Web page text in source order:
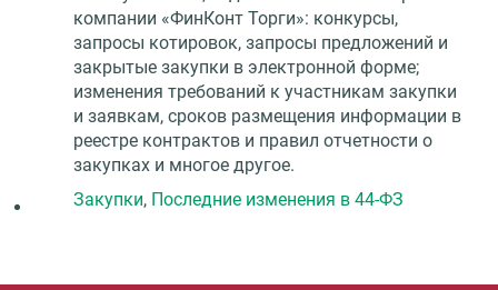
компании «ФинКонт Торги»: конкурсы,
запросы котировок, запросы предложений и
закрытые закупки в электронной форме;
изменения требований к участникам закупки
и заявкам, сроков размещения информации в
реестре контрактов и правил отчетности о
закупках и многое другое.
Закупки, Последние изменения в 44-ФЗ